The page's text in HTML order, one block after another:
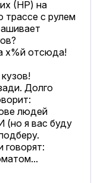
(НР) на
с рулем
х%й отсюда!
Долго
людей
(но я вас буду
говорят: